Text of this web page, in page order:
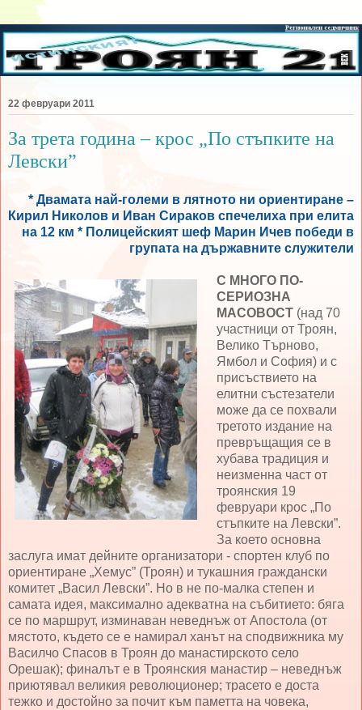
22 февруари 2011
За трета година – крос „По стъпките на
Левски”
* Двамата най-големи в лятното ни ориентиране –
Кирил Николов и Иван Сираков спечелиха при елита
на 12 км * Полицейският шеф Марин Ичев победи в
групата на държавните служители
С МНОГО ПО-
СЕРИОЗНА
МАСОВОСТ(над 70
участници от Троян,
Велико Търново,
Ямбол и София) и с
присъствието на
елитни състезатели
може да се похвали
третото издание на
превръщащия се в
хубава традиция и
неизменна част от
троянския 19
февруари крос „По
стъпките на Левски”.
За което основна
заслуга имат дейните организатори - спортен клуб по
ориентиране „Хемус” (Троян) и тукашния граждански
комитет „Васил Левски”. Но в не по-малка степен и
самата идея, максимално адекватна на събитието: бяга
се по маршрут, изминаван неведнъж от Апостола (от
мястото, където се е намирал ханът на сподвижника му
Василчо Спасов в Троян до манастирското село
Орешак); финалът е в Троянския манастир – неведнъж
приютявал великия революционер; трасето е доста
тежко и достойно за почит към паметта на човека,